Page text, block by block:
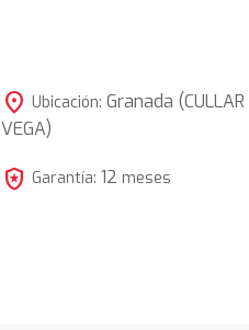
location_on Ubicación: Granada (CULLAR
VEGA)
local_police Garantía: 12 meses